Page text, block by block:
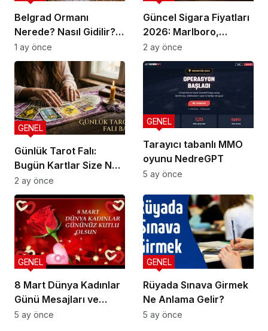
Belgrad Ormanı
Nerede? Nasıl Gidilir?
Güncel Gezi Rehberi
1 ay önce
Güncel Sigara Fiyatları
2026: Marlboro,
Parliament, Winston,
Camel ve Tüm Sigara
Markalarının Zamlı
Fiyat Listesi
2 ay önce
Günlük Tarot Falı:
Bugün Kartlar Size Ne
Söylüyor?
GENEL
2 ay önce
Tarayıcı tabanlı MMO
oyunu NedreGPT
GENEL
5 ay önce
8 Mart Dünya Kadınlar
Günü Mesajları ve
Sözleri
GENEL
5 ay önce
Rüyada Sınava Girmek
Ne Anlama Gelir?
GENEL
5 ay önce